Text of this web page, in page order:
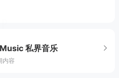
私界音乐
内容